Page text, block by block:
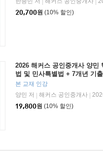
20,700원 (10% 할인)
2026 해커스 공인중개사 양민
법 및 민사특별법 + 7개년 기
개사 1차 시험 대비
본 교재 인강
양민 저
해커스 공인중개사
19,800원 (10% 할인)